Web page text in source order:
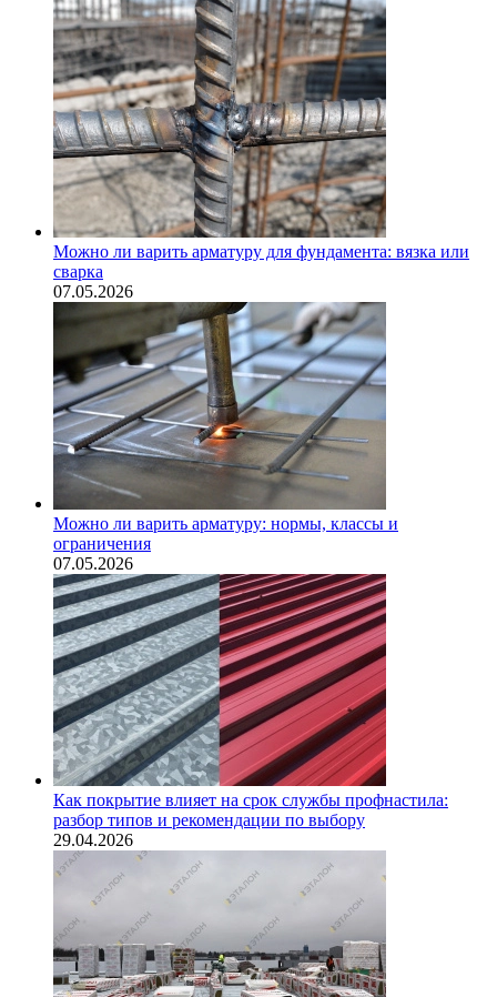
Можно ли варить арматуру для фундамента: вязка или
сварка
07.05.2026
Можно ли варить арматуру: нормы, классы и
ограничения
07.05.2026
Как покрытие влияет на срок службы профнастила:
разбор типов и рекомендации по выбору
29.04.2026